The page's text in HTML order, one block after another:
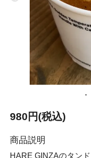
980円(税込)
商品説明
HARE GINZAのタン